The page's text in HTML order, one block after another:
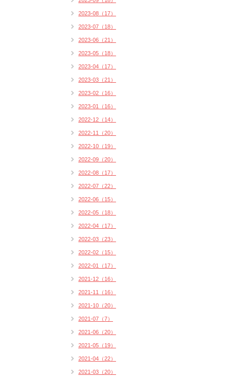
2023-08（17）
2023-07（18）
2023-06（21）
2023-05（18）
2023-04（17）
2023-03（21）
2023-02（16）
2023-01（16）
2022-12（14）
2022-11（20）
2022-10（19）
2022-09（20）
2022-08（17）
2022-07（22）
2022-06（15）
2022-05（18）
2022-04（17）
2022-03（23）
2022-02（15）
2022-01（17）
2021-12（16）
2021-11（16）
2021-10（20）
2021-07（7）
2021-06（20）
2021-05（19）
2021-04（22）
2021-03（20）